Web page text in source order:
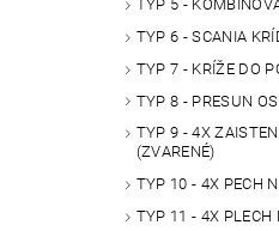
TYP 5 -
TYP 6 - SCANIA
TYP 7 - KRÍŽE DO
TYP 8 - PRESUN
TYP 9 - 4X
(ZVARENÉ)
TYP 10 - 4X PECH
TYP 11 - 4X PLECH